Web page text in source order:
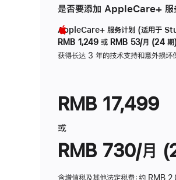
是否要添加 AppleCare+ 服
AppleCare+ 服务计划 (适用于
RMB 1,249 或 RMB 53/月 (24 期)
获得长达 3 年的技术支持和意外损坏
RMB 17,499
或
RMB 730/月
含增值税及其他法定税费：约 RMB